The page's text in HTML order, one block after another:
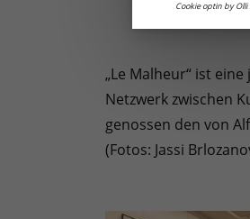
„Le Malheur“ ist
Netzwerk zwischen
genossen den von
(Fotos: Jassi
Cookie optin by Olli